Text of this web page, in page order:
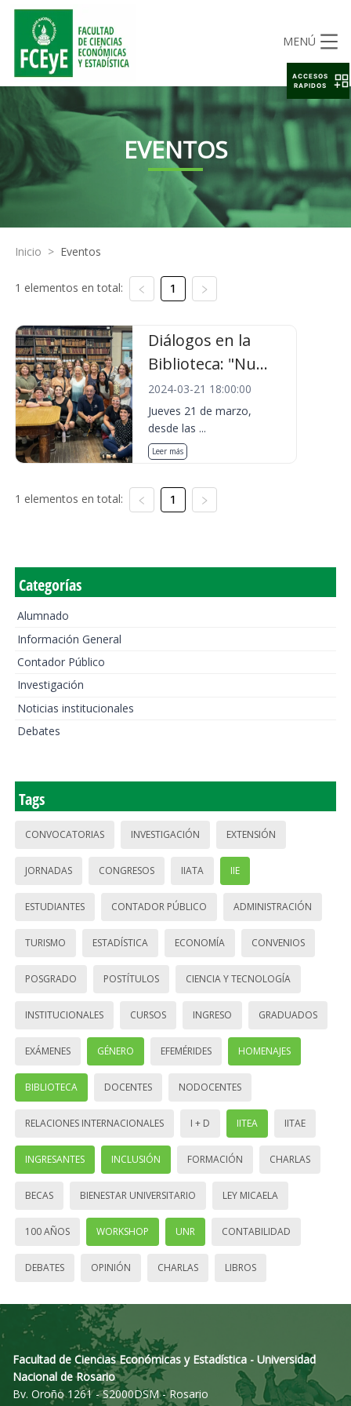
MENÚ
EVENTOS
Inicio > Eventos
1 elementos en total: 1
Diálogos en la
Biblioteca: "Nu...
2024-03-21 18:00:00
Jueves 21 de marzo,
desde las ...
Leer más
1 elementos en total: 1
Categorías
Alumnado
Información General
Contador Público
Investigación
Noticias institucionales
Debates
Tags
CONVOCATORIAS INVESTIGACIÓN EXTENSIÓN
JORNADAS CONGRESOS IIATA IIE
ESTUDIANTES CONTADOR PÚBLICO ADMINISTRACIÓN
TURISMO ESTADÍSTICA ECONOMÍA CONVENIOS
POSGRADO POSTÍTULOS CIENCIA Y TECNOLOGÍA
INSTITUCIONALES CURSOS INGRESO GRADUADOS
EXÁMENES GÉNERO EFEMÉRIDES HOMENAJES
BIBLIOTECA DOCENTES NODOCENTES
RELACIONES INTERNACIONALES I + D IITEA IITAE
INGRESANTES INCLUSIÓN FORMACIÓN CHARLAS
BECAS BIENESTAR UNIVERSITARIO LEY MICAELA
100 AÑOS WORKSHOP UNR CONTABILIDAD
DEBATES OPINIÓN CHARLAS LIBROS
Facultad de Ciencias Económicas y Estadística - Universidad
Nacional de Rosario
Bv. Oroño 1261 - S2000DSM - Rosario
ACCESOS
RAPIDOS